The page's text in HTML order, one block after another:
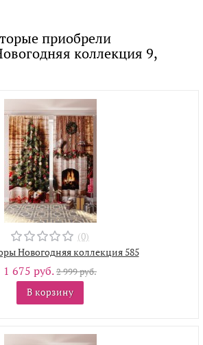
приобрели
коллекция 9,
(0)
Новогодняя коллекция 585
1 675 руб.2 999 руб.
В корзину